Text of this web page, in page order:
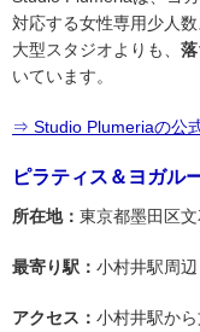
対応する女性専用少人数
大型スタジオよりも、
いています。
⇒ Studio Plumeriaの公
ピラティス＆ヨガル
所在地： 東京都墨田区
最寄り駅： 小村井駅周辺
アクセス： 小村井駅から